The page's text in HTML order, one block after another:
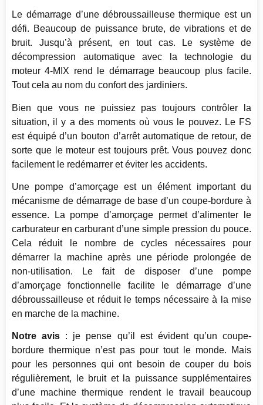
Le démarrage d’une débroussailleuse thermique est un
défi. Beaucoup de puissance brute, de vibrations et de
bruit. Jusqu’à présent, en tout cas. Le système de
décompression automatique avec la technologie du
moteur 4-MIX rend le démarrage beaucoup plus facile.
Tout cela au nom du confort des jardiniers.
Bien que vous ne puissiez pas toujours contrôler la
situation, il y a des moments où vous le pouvez. Le FS
est équipé d’un bouton d’arrêt automatique de retour, de
sorte que le moteur est toujours prêt. Vous pouvez donc
facilement le redémarrer et éviter les accidents.
Une pompe d’amorçage est un élément important du
mécanisme de démarrage de base d’un coupe-bordure à
essence. La pompe d’amorçage permet d’alimenter le
carburateur en carburant d’une simple pression du pouce.
Cela réduit le nombre de cycles nécessaires pour
démarrer la machine après une période prolongée de
non-utilisation. Le fait de disposer d’une pompe
d’amorçage fonctionnelle facilite le démarrage d’une
débroussailleuse et réduit le temps nécessaire à la mise
en marche de la machine.
Notre avis : je pense qu’il est évident qu’un coupe-
bordure thermique n’est pas pour tout le monde. Mais
pour les personnes qui ont besoin de couper du bois
régulièrement, le bruit et la puissance supplémentaires
d’une machine thermique rendent le travail beaucoup